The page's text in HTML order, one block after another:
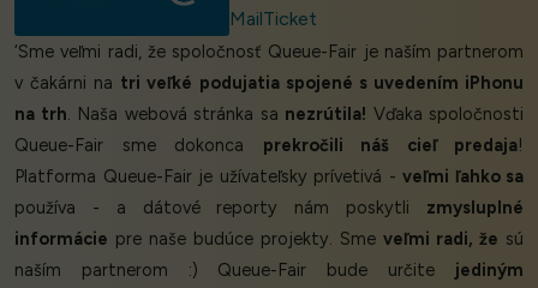
MailTicket
‘Sme veľmi radi, že spoločnosť Queue-Fair je naším partnerom
v čakárni na tri veľké podujatia spojené s uvedením iPhonu
na trh . Naša webová stránka sa nezrútila! Vďaka spoločnosti
Queue-Fair sme dokonca prekročili náš cieľ predaja!
Platforma Queue-Fair je užívateľsky prívetivá - veľmi ľahko sa
používa - a dátové reporty nám poskytli zmysluplné
informácie pre naše budúce projekty. Sme veľmi radi, že sú
naším partnerom :) Queue-Fair bude určite jediným